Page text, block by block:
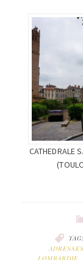
CATHEDRALE
TAG:
ADRESSES